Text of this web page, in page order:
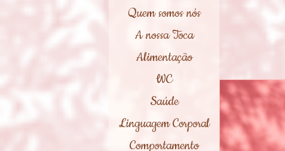
Quem somos nós
A nossa Toca
Alimentação
WC
Saúde
Linguagem Corporal
Comportamento